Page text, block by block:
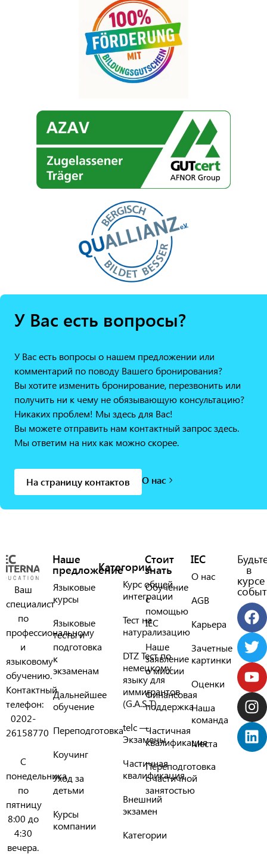
У Вас есть вопросы?
У Вас есть вопросы о нашем предложении или
комментарий по поводу Вашего бронирования?
Вы хотите изменить бронирование, перезвонить или
получить ни к чему не обязывающую консультацию?
Никаких проблем! Мы здесь для Вас!
Вы можете отправить нам контактный запрос здесь.
Мы ответим на них как можно скорее.
На страницу контактов О нас
Ваш
специалист
по
профессиональному
и
языковому
обучению.
Контактный
телефон:
0202-
26158770
С
понедельника
по
пятницу
8:00 до
4:30
вечера.
Наше
предложение
Языковые
курсы
Языковые
тесты и
подготовка
к
экзаменам
Дальнейшее
обучение
Переподготовка
Коучинг
Уход за
детьми
Курсы
компании
Категории
Курс общей
интеграции
Тест на
натурализацию
DTZ Тест по
немецкому
языку для
иммигрантов
(G.A.S.T)
telc —
Экзамены
Частичная
квалификация
Внешний
экзамен
Категории
Стоит
знать
Обучение
с
помощью
IEC
Наше
заявление
о миссии
Финансовая
поддержка
Частичная
квалификация
Переподготовка
с частичной
занятостью
IEC
О нас
AGB
Карьера
Зачетные
картинки
Оценки
Наша
команда
Места
в
курсе